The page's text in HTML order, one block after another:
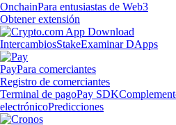
OnchainPara entusiastas de Web3
Obtener extensión
IntercambiosStakeExaminar DApps
PayPara comerciantes
Registro de comerciantes
Terminal de pagoPay SDK
electrónicoPredicciones